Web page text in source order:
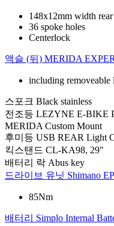
148x12mm width
36 spoke holes
Centerlock
액슬 (뒤) MERIDA
including removeable
스포크 Black stainless
전조등 LEZYNE E-BIKE
MERIDA Custom Mount
후미등 USB REAR Light
킥스탠드 CL-KA98, 29"
배터리 락 Abus key
드라이브 유닛 Shimano
85Nm
배터리 Simplo Internal